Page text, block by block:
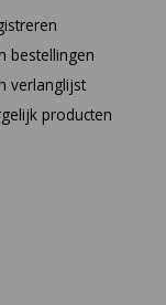
bestellingen
verlanglijst
producten